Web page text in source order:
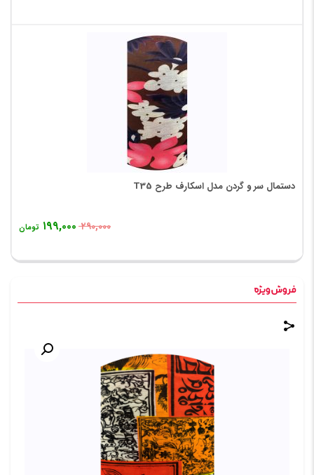
دستمال سر و گردن مدل اسکارف طرح T35
۲۹۰,۰۰۰ ۱۹۹,۰۰۰ تومان